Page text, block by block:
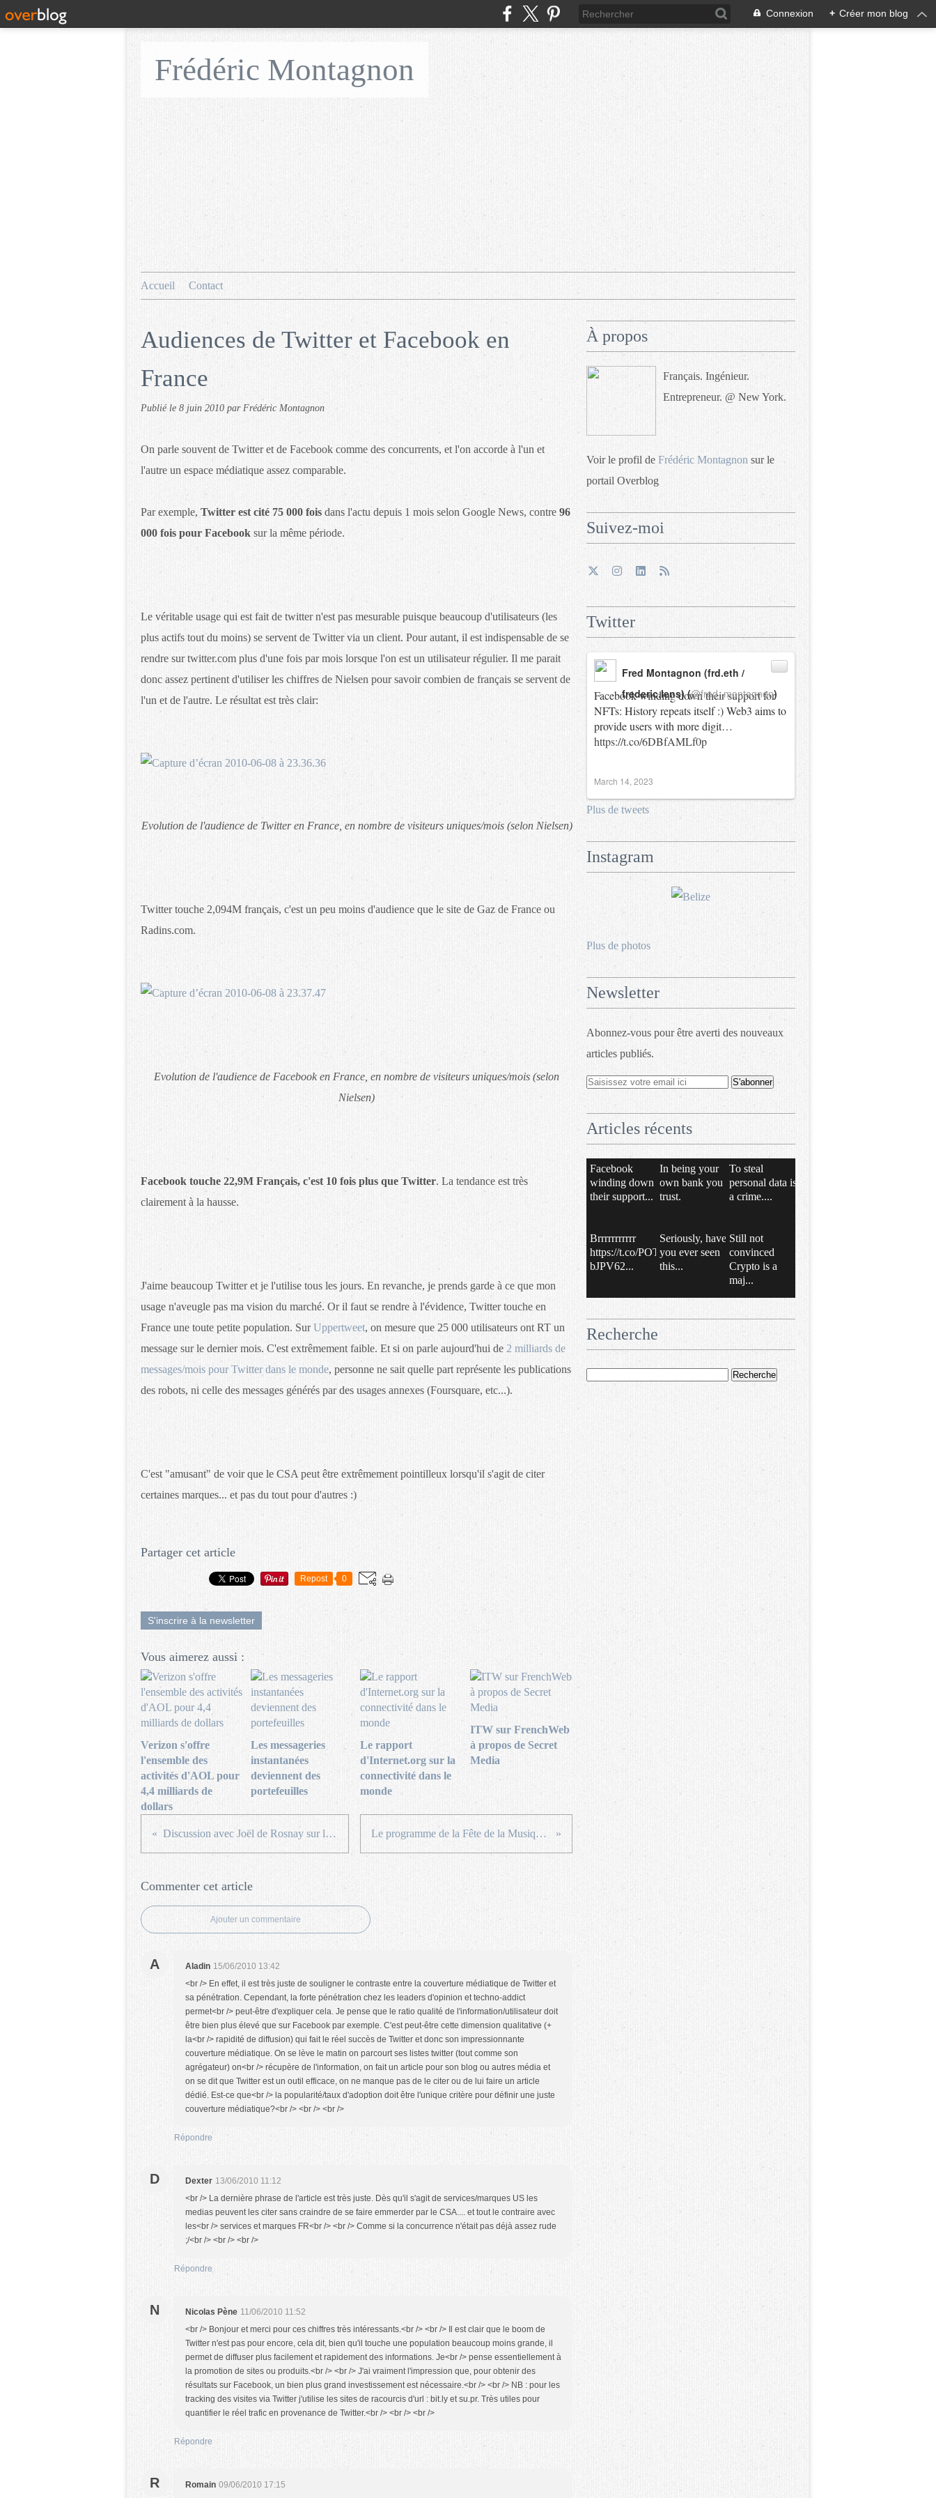
Connexion + Créer mon blog
Frédéric Montagnon
Accueil Contact
Audiences de Twitter et Facebook en
France
Publié le 8 juin 2010 par Frédéric Montagnon
On parle souvent de Twitter et de Facebook comme des concurrents, et l'on accorde à l'un et
l'autre un espace médiatique assez comparable.
Par exemple, Twitter est cité 75 000 fois dans l'actu depuis 1 mois selon Google News, contre 96
000 fois pour Facebook sur la même période.
Le véritable usage qui est fait de twitter n'est pas mesurable puisque beaucoup d'utilisateurs (les
plus actifs tout du moins) se servent de Twitter via un client. Pour autant, il est indispensable de se
rendre sur twitter.com plus d'une fois par mois lorsque l'on est un utilisateur régulier. Il me parait
donc assez pertinent d'utiliser les chiffres de Nielsen pour savoir combien de français se servent de
l'un et de l'autre. Le résultat est très clair:
Evolution de l'audience de Twitter en France, en nombre de visiteurs uniques/mois (selon Nielsen)
Twitter touche 2,094M français, c'est un peu moins d'audience que le site de Gaz de France ou
Radins.com.
Evolution de l'audience de Facebook en France, en nombre de visiteurs uniques/mois (selon
Nielsen)
Facebook touche 22,9M Français, c'est 10 fois plus que Twitter. La tendance est très
clairement à la hausse.
J'aime beaucoup Twitter et je l'utilise tous les jours. En revanche, je prends garde à ce que mon
usage n'aveugle pas ma vision du marché. Or il faut se rendre à l'évidence, Twitter touche en
France une toute petite population. SurUppertweet, on mesure que 25 000 utilisateurs ont RT un
message sur le dernier mois. C'est extrêmement faible. Et si on parle aujourd'hui de 2 milliards de
messages/mois pour Twitter dans le monde, personne ne sait quelle part représente les publications
des robots, ni celle des messages générés par des usages annexes (Foursquare, etc...).
C'est "amusant" de voir que le CSA peut être extrêmement pointilleux lorsqu'il s'agit de citer
certaines marques... et pas du tout pour d'autres :)
Partager cet article
Repost 0
S'inscrire à la newsletter
Vous aimerez aussi :
Verizon s'offre
l'ensemble des
activités d'AOL pour
4,4 milliards de
dollars
Les messageries
instantanées
deviennent des
portefeuilles
Le rapport
d'Internet.org sur la
connectivité dans le
monde
ITW sur FrenchWeb
à propos de Secret
Media
Discussion avec Joël de Rosnay sur les technologies du vivant Le programme de la Fête de la Musique 2010 partout en France
Commenter cet article
Ajouter un commentaire
A Aladin 15/06/2010 13:42
<br /> En effet, il est très juste de souligner le contraste entre la couverture médiatique de Twitter et
sa pénétration. Cependant, la forte pénétration chez les leaders d'opinion et techno-addict
permet<br /> peut-être d'expliquer cela. Je pense que le ratio qualité de l'information/utilisateur doit
être bien plus élevé que sur Facebook par exemple. C'est peut-être cette dimension qualitative (+
la<br /> rapidité de diffusion) qui fait le réel succès de Twitter et donc son impressionnante
couverture médiatique. On se lève le matin on parcourt ses listes twitter (tout comme son
agrégateur) on<br /> récupère de l'information, on fait un article pour son blog ou autres média et
on se dit que Twitter est un outil efficace, on ne manque pas de le citer ou de lui faire un article
dédié. Est-ce que<br /> la popularité/taux d'adoption doit être l'unique critère pour définir une juste
couverture médiatique?<br /> <br /> <br />
Répondre
D Dexter 13/06/2010 11:12
<br /> La dernière phrase de l'article est très juste. Dès qu'il s'agit de services/marques US les
medias peuvent les citer sans craindre de se faire emmerder par le CSA.... et tout le contraire avec
les<br /> services et marques FR<br /> <br /> Comme si la concurrence n'était pas déjà assez rude
;/<br /> <br /> <br />
Répondre
N Nicolas Pène 11/06/2010 11:52
<br /> Bonjour et merci pour ces chiffres très intéressants.<br /> <br /> Il est clair que le boom de
Twitter n'est pas pour encore, cela dit, bien qu'il touche une population beaucoup moins grande, il
permet de diffuser plus facilement et rapidement des informations. Je<br /> pense essentiellement à
la promotion de sites ou produits.<br /> <br /> J'ai vraiment l'impression que, pour obtenir des
résultats sur Facebook, un bien plus grand investissement est nécessaire.<br /> <br /> NB : pour les
tracking des visites via Twitter j'utilise les sites de racourcis d'url : bit.ly et su.pr. Très utiles pour
quantifier le réel trafic en provenance de Twitter.<br /> <br /> <br />
Répondre
R Romain 09/06/2010 17:15
À propos
Français. Ingénieur.
Entrepreneur. @ New York.
Voir le profil de Frédéric Montagnon sur le
portail Overblog
Suivez-moi
Twitter
Facebook winding down their support for
NFTs: History repeats itself :) Web3 aims to
provide users with more digit…
https://t.co/6DBfAMLf0p
Fred Montagnon (frd.eth /
frederic.lens) (@fred_montagnon)
March 14, 2023
Plus de tweets
Instagram
Plus de photos
Newsletter
Abonnez-vous pour être averti des nouveaux
articles publiés.
Articles récents
Facebook
winding down
their support...
In being your
own bank you
trust.
To steal
personal data is
a crime....
Brrrrrrrrrrr
https://t.co/POT
bJPV62...
Seriously, have
you ever seen
this...
Still not
convinced
Crypto is a
maj...
Recherche